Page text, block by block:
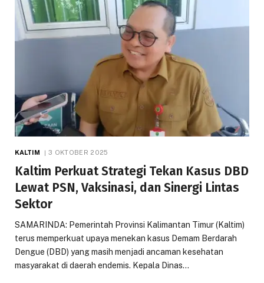
KALTIM 3 OKTOBER 2025
Kaltim Perkuat Strategi Tekan Kasus DBD
Lewat PSN, Vaksinasi, dan Sinergi Lintas
Sektor
SAMARINDA: Pemerintah Provinsi Kalimantan Timur (Kaltim)
terus memperkuat upaya menekan kasus Demam Berdarah
Dengue (DBD) yang masih menjadi ancaman kesehatan
masyarakat di daerah endemis. Kepala Dinas…